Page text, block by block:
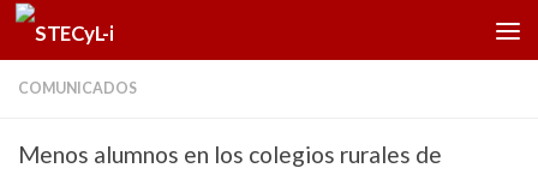
Saltar al contenido
COMUNICADOS
Menos alumnos en los colegios rurales de